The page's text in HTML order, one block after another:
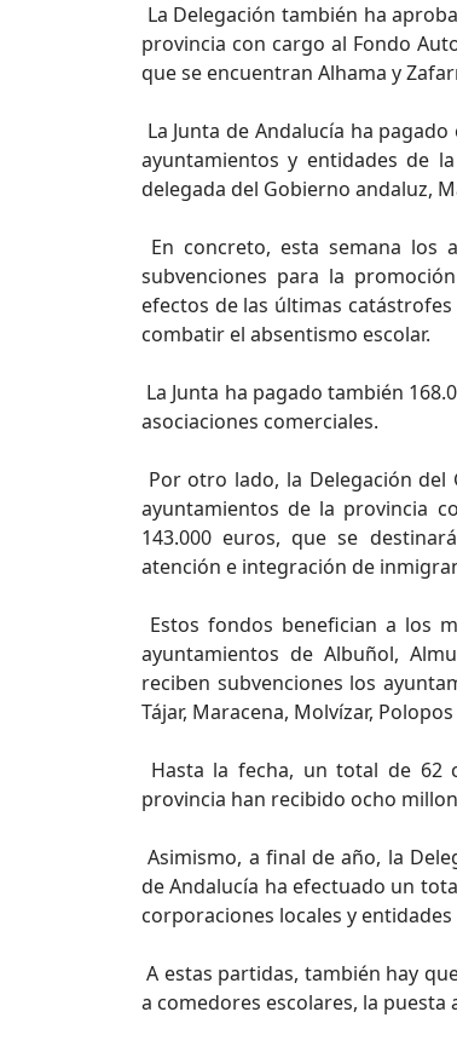
La Delegación también ha
provincia con cargo al Fondo
que se encuentran Alhama y
La Junta de Andalucía ha
ayuntamientos y entidades de
delegada del Gobierno andaluz,
En concreto, esta semana
subvenciones para la
efectos de las últimas
combatir el absentismo escolar.
La Junta ha pagado también
asociaciones comerciales.
Por otro lado, la Delegación
ayuntamientos de la provincia
143.000 euros, que se
atención e integración de
Estos fondos benefician a los
ayuntamientos de Albuñol,
reciben subvenciones los
Tájar, Maracena, Molvízar,
Hasta la fecha, un total de 62
provincia han recibido ocho
Asimismo, a final de año, la
de Andalucía ha efectuado un
corporaciones locales y
A estas partidas, también hay
a comedores escolares, la puesta